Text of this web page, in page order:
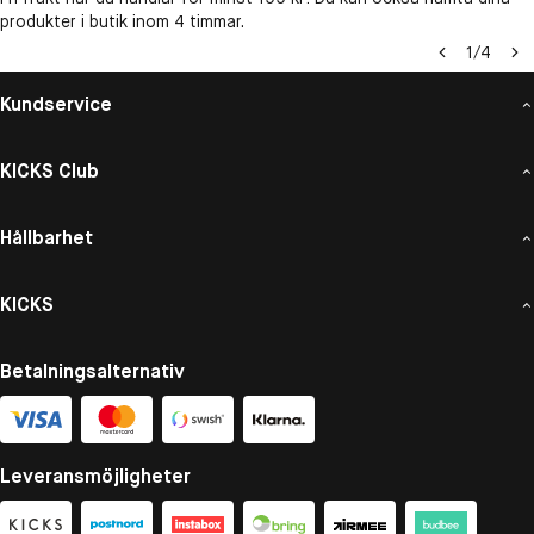
produkter i butik inom 4 timmar.
1/4
Kundservice
KICKS Club
Hållbarhet
KICKS
Betalningsalternativ
Leveransmöjligheter